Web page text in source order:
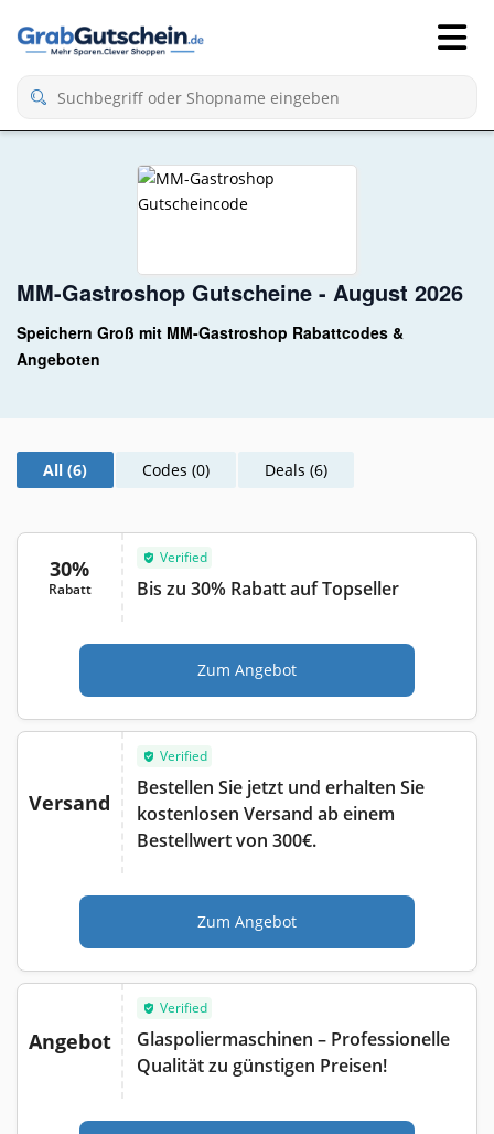
MM-Gastroshop Gutscheine - August 2026
Speichern Groß mit MM-Gastroshop Rabattcodes &
Angeboten
All (6) Codes (0) Deals (6)
30%
Rabatt
Verified
Bis zu 30% Rabatt auf Topseller
Zum Angebot
Versand
Verified
Bestellen Sie jetzt und erhalten Sie
kostenlosen Versand ab einem
Bestellwert von 300€.
Zum Angebot
Angebot
Verified
Glaspoliermaschinen – Professionelle
Qualität zu günstigen Preisen!